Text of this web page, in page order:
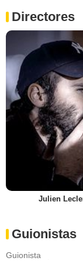
Directores
Julien
Guionistas
Guionista